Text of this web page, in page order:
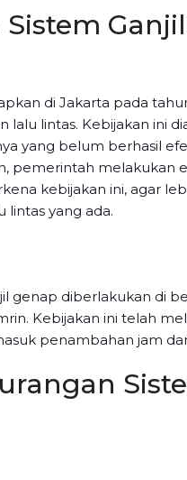
di Jakarta pada
lintas. Kebijakan ini
yang belum berhasil
pemerintah melakukan
kebijakan ini, agar
lintas yang ada.
genap diberlakukan di
Kebijakan ini telah
penambahan jam